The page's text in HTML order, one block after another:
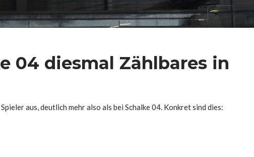
04 diesmal Zählbares in
aus, deutlich mehr also als bei Schalke 04. Konkret sind dies: